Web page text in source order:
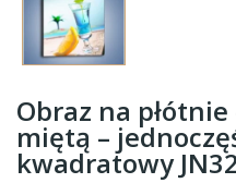
Obraz na
miętą –
kwadratowy